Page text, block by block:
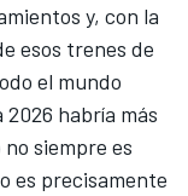
y, con la
esos trenes de
el mundo
habría más
siempre es
es precisamente